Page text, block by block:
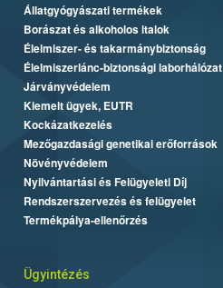
Állatgyógyászati termékek
Borászat és alkoholos italok
Élelmiszer- és takarmánybiztonság
Élelmiszerlánc-biztonsági laborhálózat
Járványvédelem
Kiemelt ügyek, EUTR
Kockázatkezelés
Mezőgazdasági genetikai erőforrások
Növényvédelem
Nyilvántartási és Felügyeleti Díj
Rendszerszervezés és felügyelet
Termékpálya-ellenőrzés
Ügyintézés